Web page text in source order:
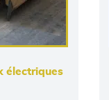
électriques